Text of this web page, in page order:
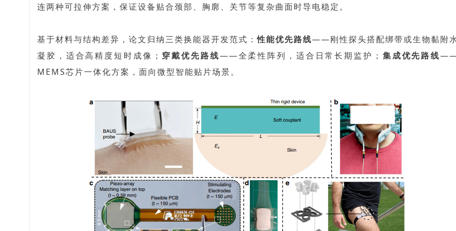
连两种可拉伸方案，保证设备贴合颈部、胸廓、关节等复杂曲面时导电稳定。
基于材料与结构差异，论文归纳三类换能器开发范式：性能优先路线——刚性探头搭配绑带或生物黏附
凝胶，适合高精度短时成像； 穿戴优先路线——全柔性阵列，适合日常长期监护； 集成优先路线
MEMS芯片一体化方案，面向微型智能贴片场景。